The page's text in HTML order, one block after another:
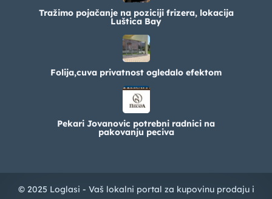
Tražimo pojačanje na poziciji frizera, lokacija
Luštica Bay
Folija,cuva privatnost ogledalo efektom
Pekari Jovanovic potrebni radnici na
pakovanju peciva
© 2025 Loglasi - Vaš lokalni portal za kupovinu prodaju i